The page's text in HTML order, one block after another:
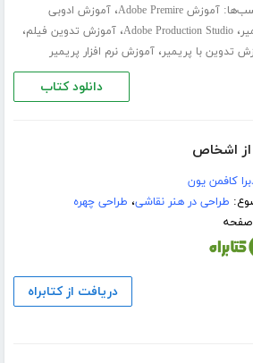
آموزش Adobe Premire ،آموزش ادوبی
،Adobe Production Studio،آموزش تدوین فیلم،
تدوین با پریمیر،آموزش نرم افزار پریمیر
دانلود کتاب
از اشخاص
کافمن یون
طراحی در هنر نقاشی، طراحی چهره
دریافت از کتابراه